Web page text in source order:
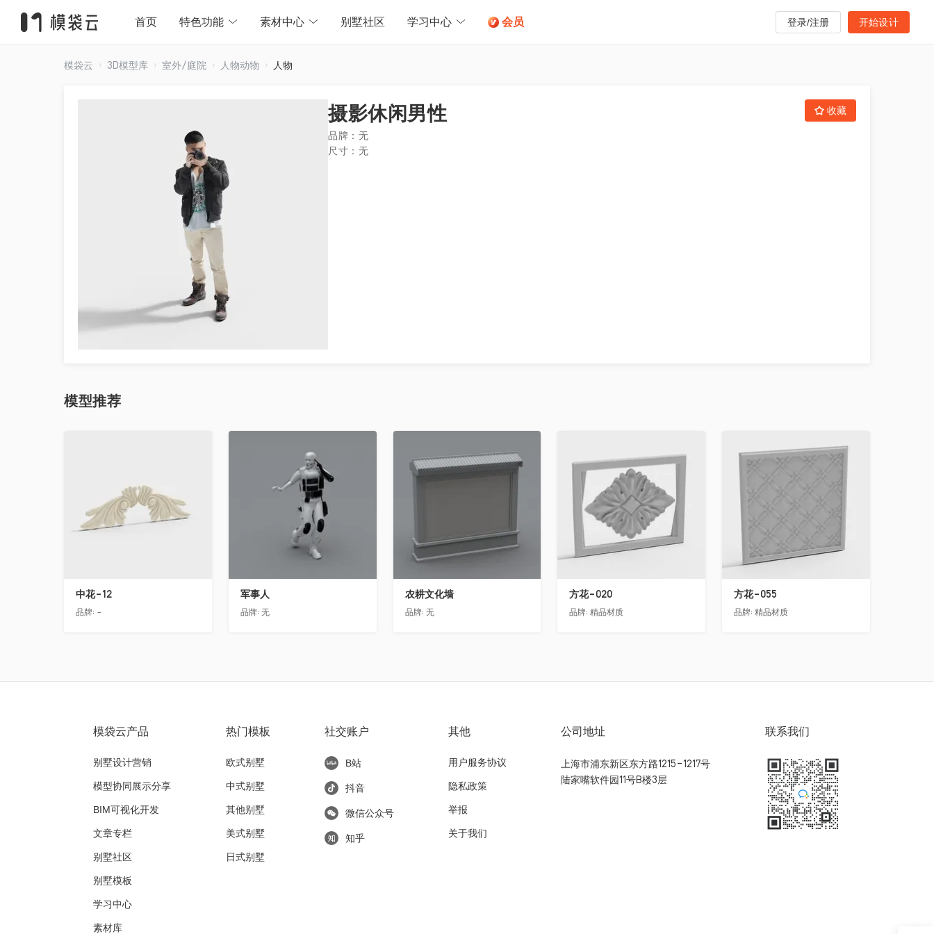
首页 特色功能 素材中心 别墅社区 学习中心 会员 登录/注册 开始设计
模袋云 3D模型库 室外/庭院 人物动物 人物
摄影休闲男性
品牌： 无
尺寸： 无
收藏
模型推荐
中花-12
品牌: -
军事人
品牌: 无
农耕文化墙
品牌: 无
方花-020
品牌:精品材质
收藏
方花-055
品牌:精品材质
模袋云产品
别墅设计营销
模型协同展示分享
BIM可视化开发
文章专栏
别墅社区
别墅模板
学习中心
素材库
热门模板
欧式别墅
中式别墅
其他别墅
美式别墅
日式别墅
社交账户
B站
抖音
微信公众号
知乎
其他
用户服务协议
隐私政策
举报
关于我们
公司地址
上海市浦东新区东方路1215-1217号
陆家嘴软件园11号B楼3层
联系我们